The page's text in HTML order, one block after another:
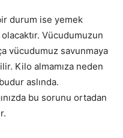
durum ise yemek
Vücudumuzun
vücudumuz savunmaya
Kilo almamıza neden
aslında.
bu sorunu ortadan